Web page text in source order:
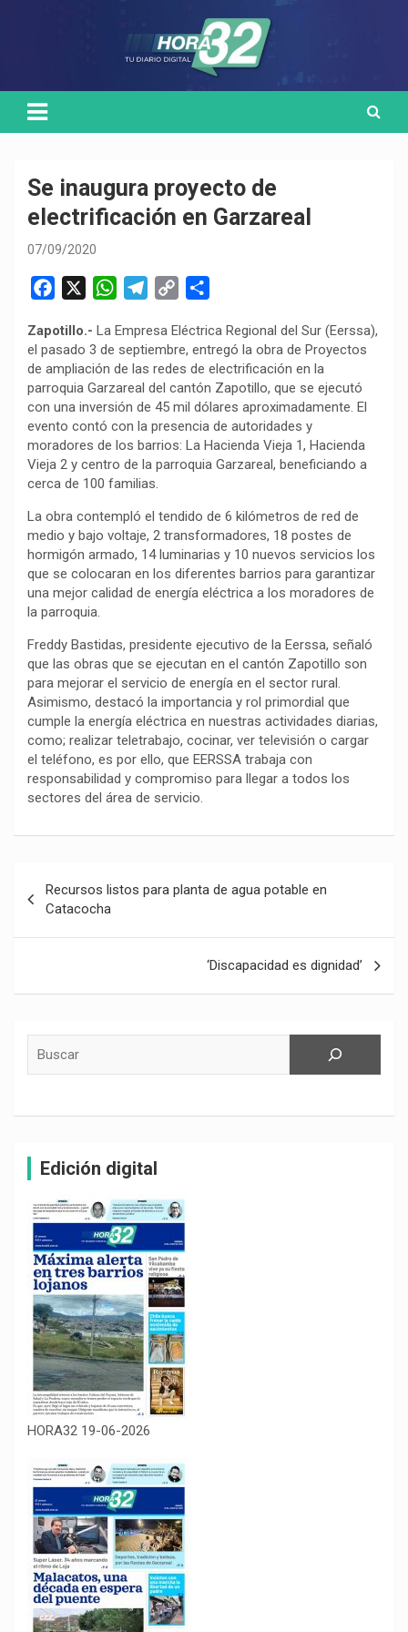
Se inaugura proyecto de
electrificación en Garzareal
07/09/2020
c
e
b
o
o
k
W
a
t
s
A
p
p
l
e
g
r
a
m
p
y
L
i
n
k
m
p
a
r
t
i
Zapotillo.- La Empresa Eléctrica Regional del Sur (Eerssa),
el pasado 3 de septiembre, entregó la obra de Proyectos
de ampliación de las redes de electrificación en la
parroquia Garzareal del cantón Zapotillo, que se ejecutó
con una inversión de 45 mil dólares aproximadamente. El
evento contó con la presencia de autoridades y
moradores de los barrios: La Hacienda Vieja 1, Hacienda
Vieja 2 y centro de la parroquia Garzareal, beneficiando a
cerca de 100 familias.
La obra contempló el tendido de 6 kilómetros de red de
medio y bajo voltaje, 2 transformadores, 18 postes de
hormigón armado, 14 luminarias y 10 nuevos servicios los
que se colocaran en los diferentes barrios para garantizar
una mejor calidad de energía eléctrica a los moradores de
la parroquia.
Freddy Bastidas, presidente ejecutivo de la Eerssa, señaló
que las obras que se ejecutan en el cantón Zapotillo son
para mejorar el servicio de energía en el sector rural.
Asimismo, destacó la importancia y rol primordial que
cumple la energía eléctrica en nuestras actividades diarias,
como; realizar teletrabajo, cocinar, ver televisión o cargar
el teléfono, es por ello, que EERSSA trabaja con
responsabilidad y compromiso para llegar a todos los
sectores del área de servicio.
de
entradas
Recursos listos para planta de agua potable en
Catacocha
‘Discapacidad es dignidad’
Edición digital
HORA32 19-06-2026